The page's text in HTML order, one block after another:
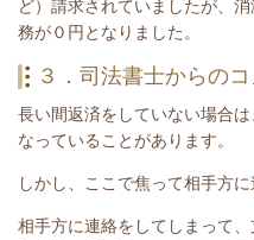
ど） 請求されていましたが、
務が０円となりました。
３．司法書士からのコ
長い間返済をしていない場合
なっていることがあります。
しかし、ここで焦って相手方
相手方に連絡をしてしまって